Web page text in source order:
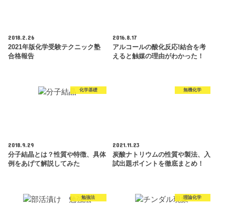
2018.2.26
2021年版化学受験テクニック塾
合格報告
2016.8.17
アルコールの酸化反応!結合を考
えると触媒の理由がわかった！
化学基礎
2018.9.29
分子結晶とは？性質や特徴、具体
例をあげて解説してみた
無機化学
2021.11.23
炭酸ナトリウムの性質や製法、入
試出題ポイントを徹底まとめ！
勉強法 理論化学